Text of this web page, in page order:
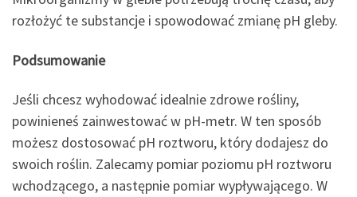
rozłożyć te substancje i spowodować zmianę pH gleby.
Podsumowanie
Jeśli chcesz wyhodować idealnie zdrowe rośliny,
powinieneś zainwestować w pH-metr. W ten sposób
możesz dostosować pH roztworu, który dodajesz do
swoich roślin. Zalecamy pomiar poziomu pH roztworu
wchodzącego, a następnie pomiar wypływającego. W